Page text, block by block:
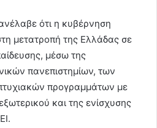
ότι η κυβέρνηση
μετατροπή της Ελλάδας σε
μέσω της
πανεπιστημίων, των
προγραμμάτων με
και της ενίσχυσης